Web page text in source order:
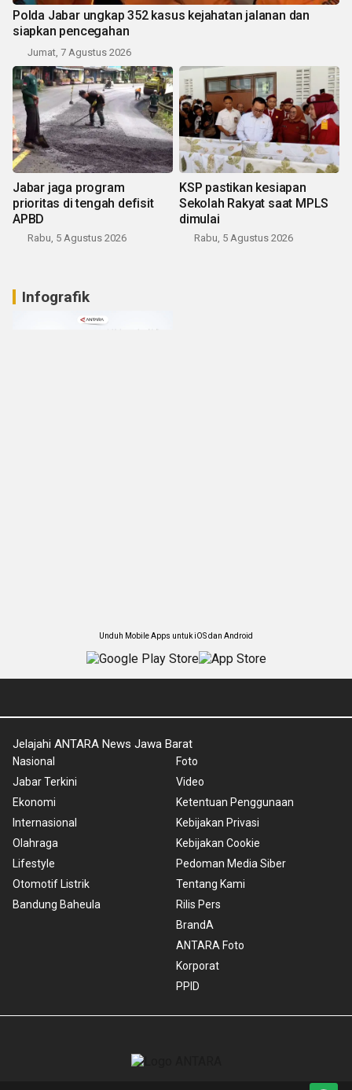
Polda Jabar ungkap 352 kasus kejahatan jalanan dan
siapkan pencegahan
Jumat, 7 Agustus 2026
Jabar jaga program
prioritas di tengah defisit
APBD
Rabu, 5 Agustus 2026
KSP pastikan kesiapan
Sekolah Rakyat saat MPLS
dimulai
Rabu, 5 Agustus 2026
Infografik
Unduh Mobile Apps untuk iOS dan Android
Jelajahi ANTARA News Jawa Barat
Nasional
Jabar Terkini
Ekonomi
Internasional
Olahraga
Lifestyle
Otomotif Listrik
Bandung Baheula
Foto
Video
Ketentuan Penggunaan
Kebijakan Privasi
Kebijakan Cookie
Pedoman Media Siber
Tentang Kami
Rilis Pers
BrandA
ANTARA Foto
Korporat
PPID